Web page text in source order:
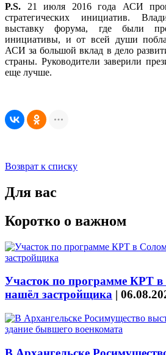
P.S. 21 июля 2016 года АСИ
стратегических инициатив.
выставку форума, где были
инициативы, и от всей души
АСИ за большой вклад в дело
страны. Руководители заверили
еще лучше.
Возврат к списку
Для вас
Коротко о важном
Участок по программе КРТ в
нашёл застройщика |